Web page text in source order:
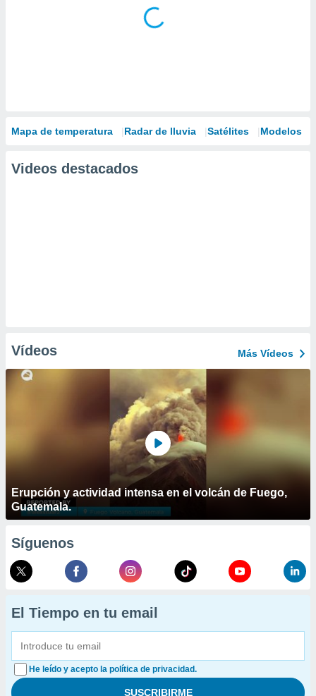
Mapa de temperatura Radar de lluvia Satélites Modelos
Videos destacados
Vídeos Más Vídeos
Erupción y actividad intensa en el volcán de Fuego,
Guatemala.
Síguenos
El Tiempo en tu email
He leído y acepto la política de privacidad.